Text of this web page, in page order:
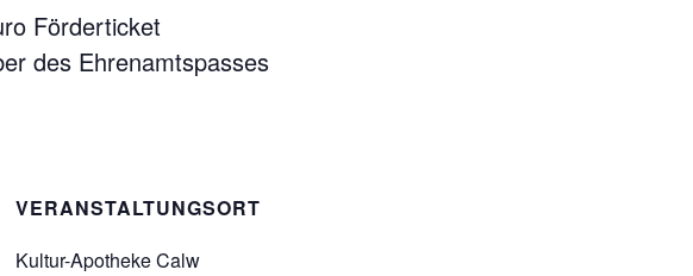
Förderticket
des Ehrenamtspasses
VERANSTALTUNGSORT
Kultur-Apotheke Calw